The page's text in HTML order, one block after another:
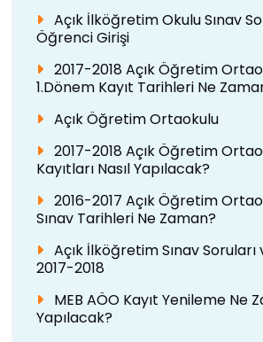
Açık İlköğretim Okulu Sınav
Öğrenci Girişi
2017-2018 Açık Öğretim
1.Dönem Kayıt Tarihleri Ne
Açık Öğretim Ortaokulu
2017-2018 Açık Öğretim
Kayıtları Nasıl Yapılacak?
2016-2017 Açık Öğretim
Sınav Tarihleri Ne Zaman?
Açık İlköğretim Sınav
2017-2018
MEB AÖO Kayıt Yenileme Ne
Yapılacak?